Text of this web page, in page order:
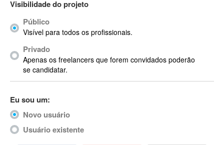
ACID Pro
ACPI
Acrobat
Acrobat X
Acronis
ACT
Actimize
ActionScript
ActionScript 3
Visibilidade do projeto
Público
Visível para todos os profissionais.
Privado
Apenas os freelancers que forem convidados poderão
se candidatar.
Eu sou um:
Novo usuário
Usuário existente